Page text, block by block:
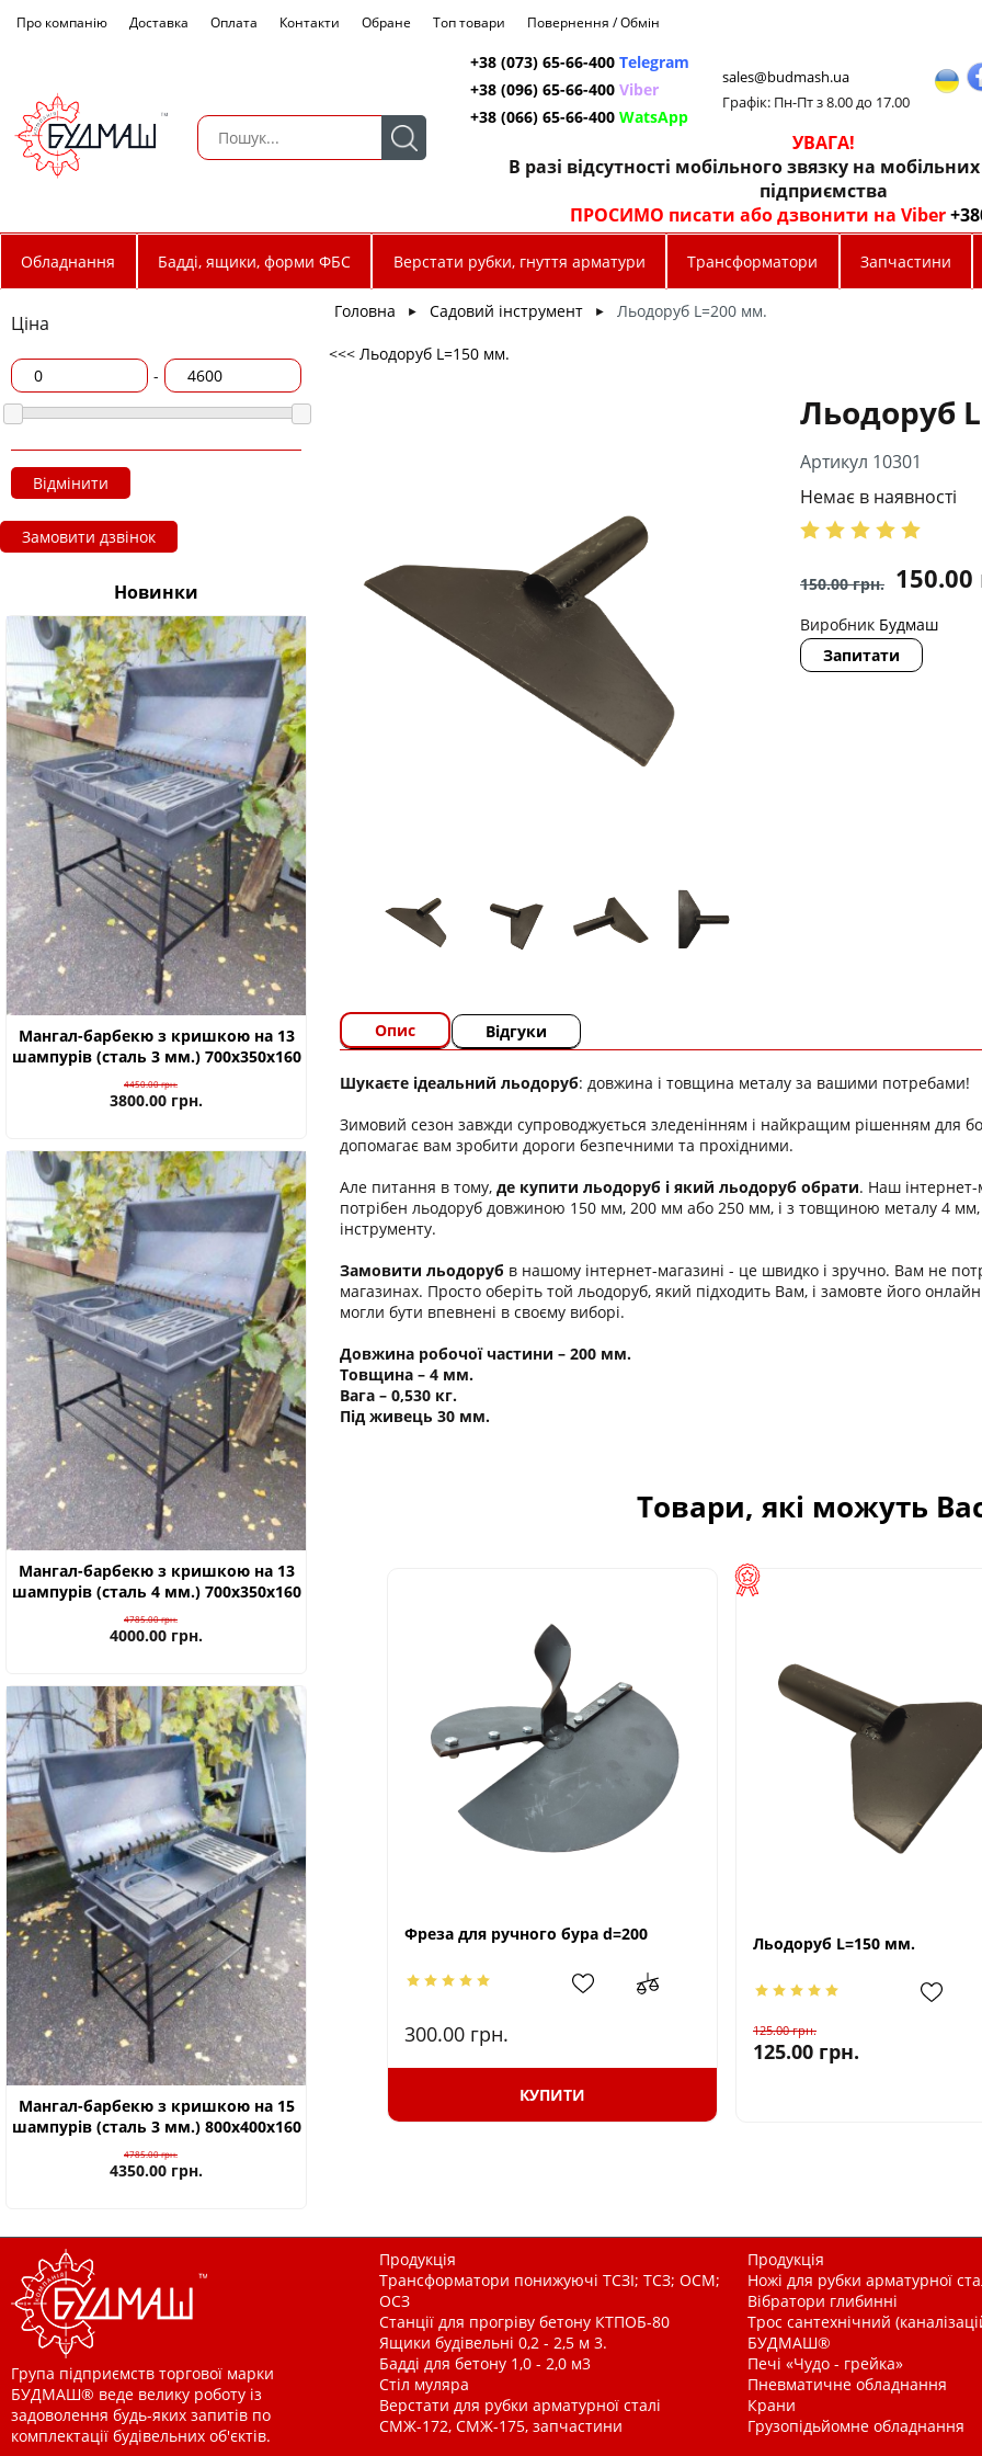
Про компанію Доставка Оплата Контакти Обране Топ товари Повернення / Обмін
+38 (073) 65-66-400 Telegram
+38 (096) 65-66-400 Viber
+38 (066) 65-66-400 WatsApp
sales@budmash.ua
Графік: Пн-Пт з 8.00 до 17.00
УВАГА!
В разі відсутності мобільного звязку на
підприємства
ПРОСИМО писати або дзвонити на Viber
Обладнання Бадді, ящики, форми ФБС Верстати рубки, гнуття арматури Трансформатори Запчастини
Ціна
-
Відмінити
Замовити дзвінок
Новинки
Мангал-барбекю з кришкою на 13
шампурів (сталь 3 мм.) 700х350х160
4450.00грн.
3800.00 грн.
Мангал-барбекю з кришкою на 13
шампурів (сталь 4 мм.) 700х350х160
4785.00грн.
4000.00 грн.
Мангал-барбекю з кришкою на 15
шампурів (сталь 3 мм.) 800х400х160
4785.00грн.
4350.00 грн.
Головна ► Садовий інструмент ► Льодоруб L=200 мм.
<<< Льодоруб L=150 мм.
Льодоруб
Артикул 10301
Немає в наявності
150.00грн. 150.00
Виробник Будмаш
Запитати
Опис Відгуки
Шукаєте ідеальний льодоруб: довжина і товщина металу за вашими потребами!
Зимовий сезон завжди супроводжується зледенінням і найкращим рішенням для
допомагає вам зробити дороги безпечними та прохідними.
Але питання в тому, де купити льодоруб і який льодоруб обрати. Наш
потрібен льодоруб довжиною 150 мм, 200 мм або 250 мм, і з товщиною металу 4
інструменту.
Замовити льодоруб в нашому інтернет-магазині - це швидко і зручно. Вам не
магазинах. Просто оберіть той льодоруб, який підходить Вам, і замовте його
могли бути впевнені в своєму виборі.
Довжина робочої частини – 200 мм.
Товщина – 4 мм.
Вага – 0,530 кг.
Під живець 30 мм.
Товари, які можуть
Фреза для ручного бура d=200
300.00 грн.
КУПИТИ
Льодоруб L=150 мм.
125.00грн.
125.00 грн.
Група підприємств торгової марки
БУДМАШ® веде велику роботу із
задоволення будь-яких запитів по
комплектації будівельних об'єктів.
Продукція
Трансформатори понижуючі ТСЗІ; ТСЗ; ОСМ;
ОСЗ
Станції для прогріву бетону КТПОБ-80
Ящики будівельні 0,2 - 2,5 м 3.
Бадді для бетону 1,0 - 2,0 м3
Стіл муляра
Верстати для рубки арматурної сталі
СМЖ-172, СМЖ-175, запчастини
Продукція
Ножі для рубки арматурної
Вібратори глибинні
Трос сантехнічний
БУДМАШ®
Печі «Чудо - грейка»
Пневматичне обладнання
Крани
Грузопідьйомне обладнання